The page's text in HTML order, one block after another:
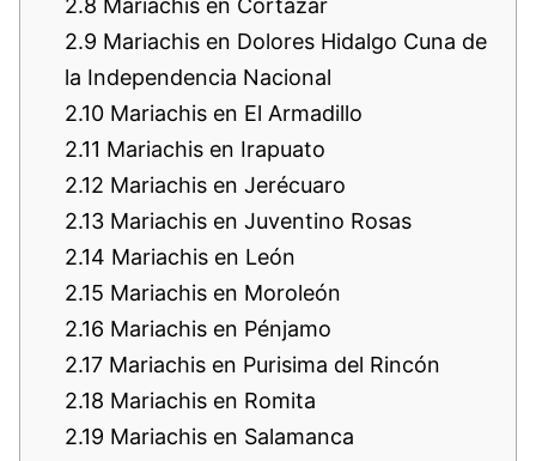
2.9 Mariachis en Dolores Hidalgo Cuna de
la Independencia Nacional
2.10 Mariachis en El Armadillo
2.11 Mariachis en Irapuato
2.12 Mariachis en Jerécuaro
2.13 Mariachis en Juventino Rosas
2.14 Mariachis en León
2.15 Mariachis en Moroleón
2.16 Mariachis en Pénjamo
2.17 Mariachis en Purisima del Rincón
2.18 Mariachis en Romita
2.19 Mariachis en Salamanca